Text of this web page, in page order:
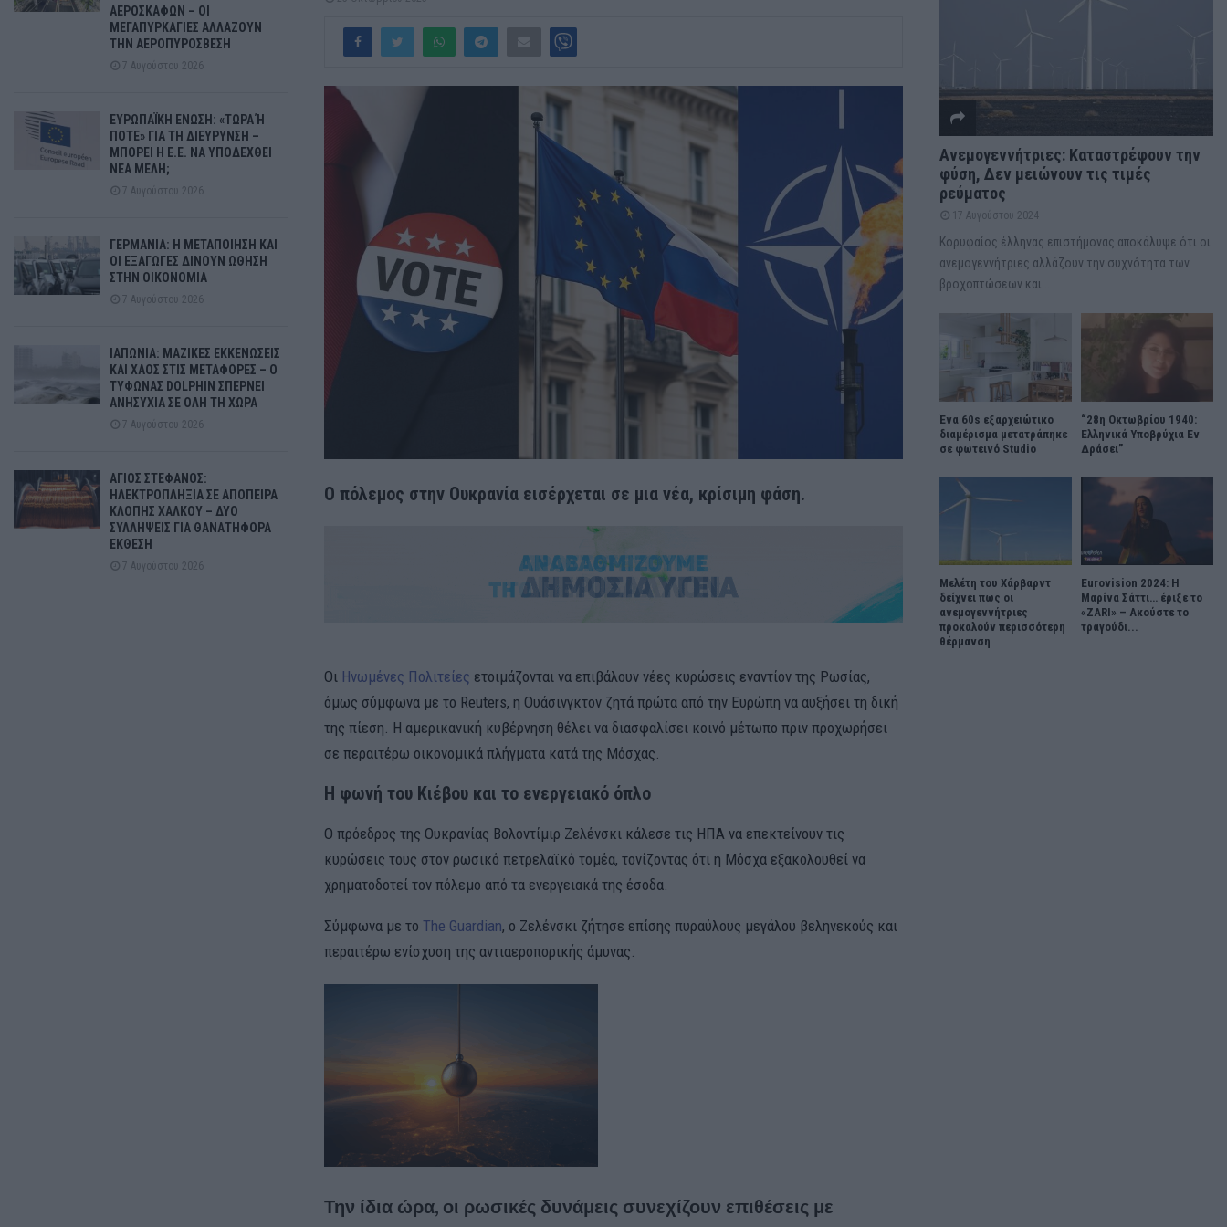
Ο πόλεμος στην Ουκρανία εισέρχεται σε μια νέα, κρίσιμη φάση.
Οι Ηνωμένες Πολιτείες ετοιμάζονται να επιβάλουν νέες κυρώσεις εναντίον της Ρωσίας,
όμως σύμφωνα με το Reuters, η Ουάσινγκτον ζητά πρώτα από την Ευρώπη να αυξήσει τη δική
της πίεση. Η αμερικανική κυβέρνηση θέλει να διασφαλίσει κοινό μέτωπο πριν προχωρήσει
σε περαιτέρω οικονομικά πλήγματα κατά της Μόσχας.
Η φωνή του Κιέβου και το ενεργειακό όπλο
Ο πρόεδρος της Ουκρανίας Βολοντίμιρ Ζελένσκι κάλεσε τις ΗΠΑ να επεκτείνουν τις
κυρώσεις τους στον ρωσικό πετρελαϊκό τομέα, τονίζοντας ότι η Μόσχα εξακολουθεί να
χρηματοδοτεί τον πόλεμο από τα ενεργειακά της έσοδα.
Σύμφωνα με το The Guardian, ο Ζελένσκι ζήτησε επίσης πυραύλους μεγάλου βεληνεκούς και
περαιτέρω ενίσχυση της αντιαεροπορικής άμυνας.
Την ίδια ώρα, οι ρωσικές δυνάμεις συνεχίζουν επιθέσεις με
ΑΕΡΟΣΚΑΦΩΝ – ΟΙ
ΜΕΓΑΠΥΡΚΑΓΙΕΣ ΑΛΛΑΖΟΥΝ
ΤΗΝ ΑΕΡΟΠΥΡΟΣΒΕΣΗ
7 Αυγούστου 2026
ΕΥΡΩΠΑΪΚΗ ΕΝΩΣΗ: «ΤΩΡΑ Ή
ΠΟΤΕ» ΓΙΑ ΤΗ ΔΙΕΥΡΥΝΣΗ –
ΜΠΟΡΕΙ Η Ε.Ε. ΝΑ ΥΠΟΔΕΧΘΕΙ
ΝΕΑ ΜΕΛΗ;
7 Αυγούστου 2026
ΓΕΡΜΑΝΙΑ: Η ΜΕΤΑΠΟΙΗΣΗ ΚΑΙ
ΟΙ ΕΞΑΓΩΓΕΣ ΔΙΝΟΥΝ ΩΘΗΣΗ
ΣΤΗΝ ΟΙΚΟΝΟΜΙΑ
7 Αυγούστου 2026
ΙΑΠΩΝΙΑ: ΜΑΖΙΚΕΣ ΕΚΚΕΝΩΣΕΙΣ
ΚΑΙ ΧΑΟΣ ΣΤΙΣ ΜΕΤΑΦΟΡΕΣ – Ο
ΤΥΦΩΝΑΣ DOLPHIN ΣΠΕΡΝΕΙ
ΑΝΗΣΥΧΙΑ ΣΕ ΟΛΗ ΤΗ ΧΩΡΑ
7 Αυγούστου 2026
ΑΓΙΟΣ ΣΤΕΦΑΝΟΣ:
ΗΛΕΚΤΡΟΠΛΗΞΙΑ ΣΕ ΑΠΟΠΕΙΡΑ
ΚΛΟΠΗΣ ΧΑΛΚΟΥ – ΔΥΟ
ΣΥΛΛΗΨΕΙΣ ΓΙΑ ΘΑΝΑΤΗΦΟΡΑ
ΕΚΘΕΣΗ
7 Αυγούστου 2026
Ανεμογεννήτριες: Καταστρέφουν την
φύση, Δεν μειώνουν τις τιμές
ρεύματος
17 Αυγούστου 2024
Κορυφαίος έλληνας επιστήμονας αποκάλυψε ότι οι
ανεμογεννήτριες αλλάζουν την συχνότητα των
βροχοπτώσεων και...
Ένα 60s εξαρχειώτικο
διαμέρισμα μετατράπηκε
σε φωτεινό Studio
“28η Οκτωβρίου 1940:
Ελληνικά Υποβρύχια Εν
Δράσει”
Μελέτη του Χάρβαρντ
δείχνει πως οι
ανεμογεννήτριες
προκαλούν περισσότερη
θέρμανση
Eurovision 2024: Η
Μαρίνα Σάττι… έριξε το
«ZARI» – Ακούστε το
τραγούδι...